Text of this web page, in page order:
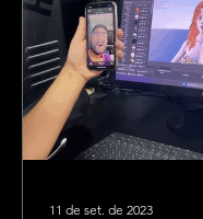
11 de set. de 2023